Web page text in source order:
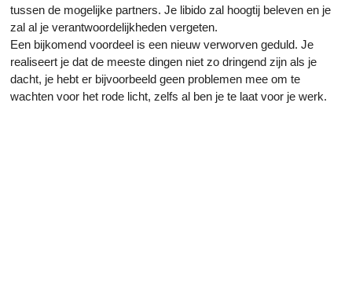
tussen de mogelijke partners. Je libido zal hoogtij beleven en je
zal al je verantwoordelijkheden vergeten.
Een bijkomend voordeel is een nieuw verworven geduld. Je
realiseert je dat de meeste dingen niet zo dringend zijn als je
dacht, je hebt er bijvoorbeeld geen problemen mee om te
wachten voor het rode licht, zelfs al ben je te laat voor je werk.